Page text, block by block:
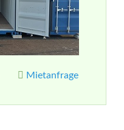
Mietanfrage